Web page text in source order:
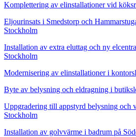
Komplettering av elinstallationer vid
Eljourinsats i Smedstorp och
Stockholm
Installation av extra eluttag och ny
Stockholm
Modernisering av elinstallationer i
Byte av belysning och eldragning i
Uppgradering till appstyrd belysning och
Stockholm
Installation av golvvärme i badrum på